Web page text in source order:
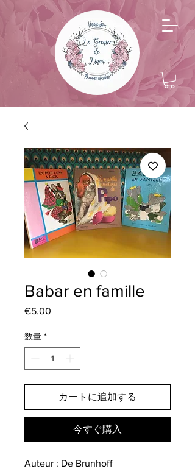
Babar en famille
€5.00
数量 *
カートに追加する
今すぐ購入
Auteur : De Brunhoff